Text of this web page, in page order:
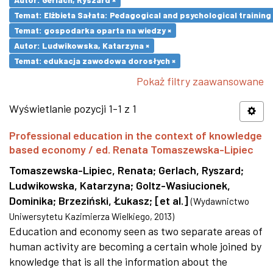
Temat: Elżbieta Sałata: Pedagogical and psychological
Temat: gospodarka oparta na wiedzy ×
Autor: Ludwikowska, Katarzyna ×
Temat: edukacja zawodowa dorosłych ×
Pokaż filtry zaawansowane
Wyświetlanie pozycji 1-1 z 1
Professional education in the context of knowledge
based economy / ed. Renata Tomaszewska-Lipiec
Tomaszewska-Lipiec, Renata; Gerlach, Ryszard;
Ludwikowska, Katarzyna; Goltz-Wasiucionek,
Dominika; Brzeziński, Łukasz; [et al.] (Wydawnictwo
Uniwersytetu Kazimierza Wielkiego, 2013)
Education and economy seen as two separate areas of
human activity are becoming a certain whole joined by
knowledge that is all the information about the